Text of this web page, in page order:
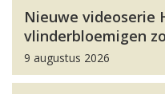
Nieuwe videoserie
vlinderbloemigen
9 augustus 2026